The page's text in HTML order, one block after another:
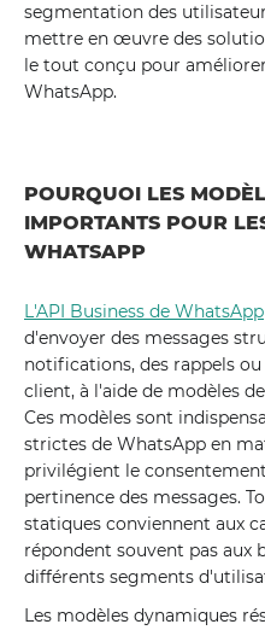
segmentation des
mettre en œuvre des
le tout conçu pour
WhatsApp.
POURQUOI LES
IMPORTANTS POUR
WHATSAPP
L'API Business de WhatsApp
d'envoyer des messages
notifications, des rappels
client, à l'aide de modèles
Ces modèles sont
strictes de WhatsApp en
privilégient le
pertinence des messages.
statiques conviennent aux
répondent souvent pas aux
différents segments
Les modèles dynamiques